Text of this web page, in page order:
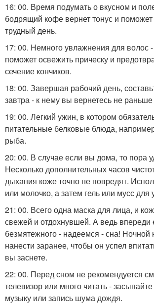
16: 00. Время подумать о вкусном и
бодрящий кофе вернет тонус и
трудный день.
17: 00. Немного увлажнения для волос -
поможет освежить прическу и
сечение кончиков.
18: 00. Завершая рабочий день,
завтра - к нему вы вернетесь не раньше
19: 00. Легкий ужин, в котором
питательные белковые блюда,
рыба.
20: 00. В случае если вы дома, то пора
Несколько дополнительных часов
дыхания коже точно не повредят.
или молочко, а затем гель или мусс
21: 00. Всего одна маска для лица, и
свежей и отдохнувшей. А ведь впереди
безмятежного - надеемся - сна! Ночной
нанести заранее, чтобы он успел
вы заснете.
22: 00. Перед сном не рекомендуется
телевизор или много читать -
музыку или запись шума дождя.